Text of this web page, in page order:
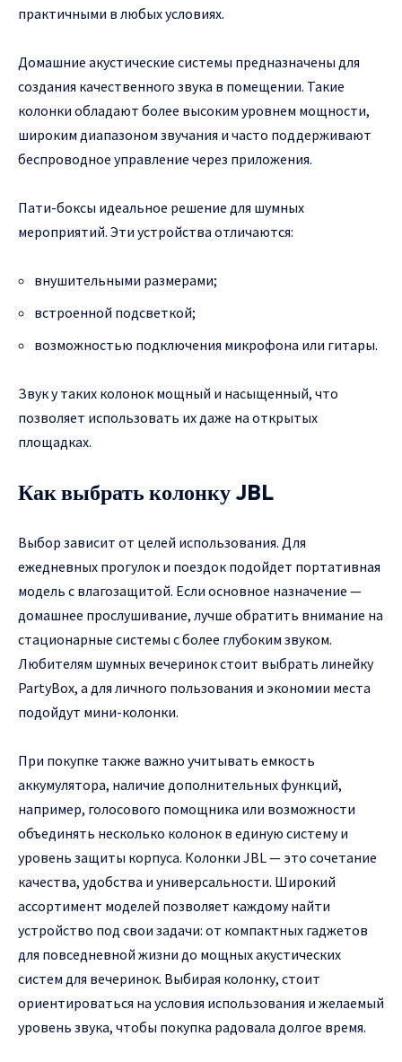
практичными в любых условиях.
Домашние акустические системы предназначены для
создания качественного звука в помещении. Такие
колонки обладают более высоким уровнем мощности,
широким диапазоном звучания и часто поддерживают
беспроводное управление через приложения.
Пати-боксы идеальное решение для шумных
мероприятий. Эти устройства отличаются:
внушительными размерами;
встроенной подсветкой;
возможностью подключения микрофона или гитары.
Звук у таких колонок мощный и насыщенный, что
позволяет использовать их даже на открытых
площадках.
Как выбрать колонку JBL
Выбор зависит от целей использования. Для
ежедневных прогулок и поездок подойдет портативная
модель с влагозащитой. Если основное назначение —
домашнее прослушивание, лучше обратить внимание на
стационарные системы с более глубоким звуком.
Любителям шумных вечеринок стоит выбрать линейку
PartyBox, а для личного пользования и экономии места
подойдут мини-колонки.
При покупке также важно учитывать емкость
аккумулятора, наличие дополнительных функций,
например, голосового помощника или возможности
объединять несколько колонок в единую систему и
уровень защиты корпуса. Колонки JBL — это сочетание
качества, удобства и универсальности. Широкий
ассортимент моделей позволяет каждому найти
устройство под свои задачи: от компактных гаджетов
для повседневной жизни до мощных акустических
систем для вечеринок. Выбирая колонку, стоит
ориентироваться на условия использования и желаемый
уровень звука, чтобы покупка радовала долгое время.